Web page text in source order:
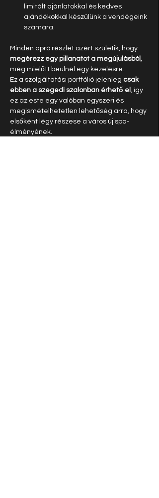
limitált ajánlatokkal és kedves
ajándékokkal készülünk a vendégeink
számára.
Minden apró részlet azért születik, hogy
megérezz egy pillanatot a megújulásból,
még mielőtt beülnél egy kezelésre.
Ez a szolgáltatási portfólió jelenleg csak
ebben a szegedi szalonban érhető el , így
ez az este egy valóban egyszeri és
megismételhetetlen lehetőség arra, hogy
elsőként légy részese a város új spa-
élményének.